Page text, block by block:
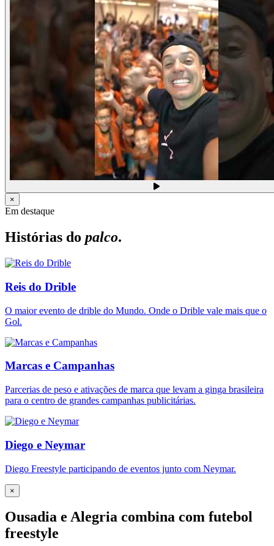
×
Em destaque
Histórias do palco.
Reis do Drible
O maior evento de drible do Mundo. Onde o Drible vale mais que o
Gol.
Marcas e Campanhas
Parcerias de peso e ativações de marca que levam a ginga brasileira
para o centro de grandes campanhas publicitárias.
Diego e Neymar
Diego Freestyle participando de eventos junto com Neymar.
×
Ousadia e Alegria combina com futebol
freestyle